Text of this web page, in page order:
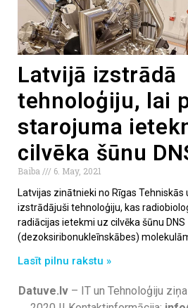
Latvijā izstrādā
tehnoloģiju, lai
starojuma
cilvēka šūnu
Baiba
6. May, 2021
Latvijas zinātnieki no Rīgas Tehniskās
izstrādājuši tehnoloģiju, kas
radiācijas ietekmi uz cilvēka šūnu DNS
(dezoksiribonukleīnskābes)
Lasīt pilnu rakstu »
Datuve.lv– IT un Tehnoloģiju